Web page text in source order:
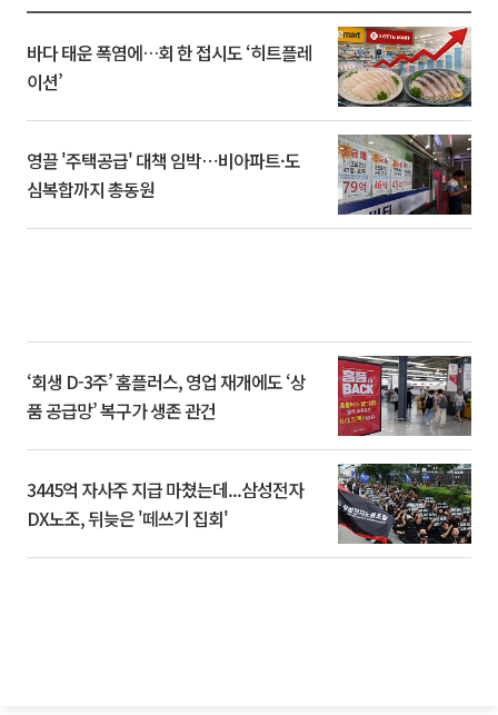
바다 태운 폭염에…회 한 접시도 ‘히트플레
이션’
영끌 '주택공급' 대책 임박⋯비아파트·도
심복합까지 총동원
‘회생 D-3주’ 홈플러스, 영업 재개에도 ‘상
품 공급망’ 복구가 생존 관건
3445억 자사주 지급 마쳤는데...삼성전자
DX노조, 뒤늦은 '떼쓰기 집회'